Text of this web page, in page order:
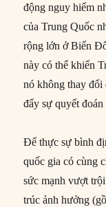
động nguy hiểm
của Trung Quốc
rộng lớn ở Biển
này có thể khiến
nó không thay
đẩy sự quyết
Để thực sự bình
quốc gia có cùng
sức mạnh vượt
trúc ảnh hưởng